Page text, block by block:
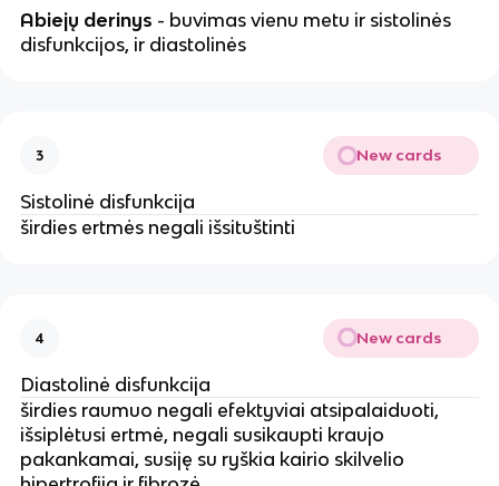
Abiejų derinys - buvimas vienu metu ir sistolinės
disfunkcijos, ir diastolinės
3 New cards
Sistolinė disfunkcija
širdies ertmės negali išsituštinti
4 New cards
Diastolinė disfunkcija
širdies raumuo negali efektyviai atsipalaiduoti,
išsiplėtusi ertmė, negali susikaupti kraujo
pakankamai, susiję su ryškia kairio skilvelio